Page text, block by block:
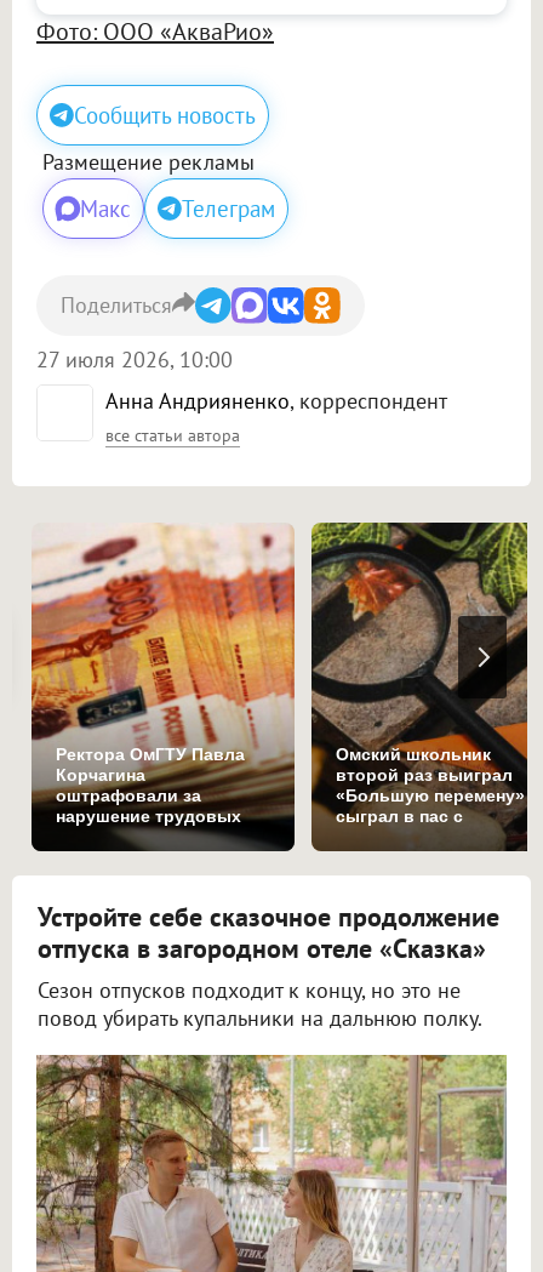
Фото: ООО «АкваРио»
Сообщить новость
Размещение рекламы
Макс Телеграм
Анна Андрияненко, корреспондент
все статьи автора
27 июля 2026, 10:00
Поделиться
Ректора ОмГТУ Павла
Корчагина
оштрафовали за
нарушение трудовых
Омский школьник
второй раз выиграл
«Большую перемену» и
сыграл в пас с
Владимиром Путиным
Устройте себе сказочное продолжение
отпуска в загородном отеле «Сказка»
Сезон отпусков подходит к концу, но это не
повод убирать купальники на дальнюю полку.